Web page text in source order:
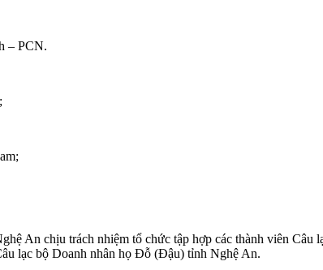
– PCN.
An chịu trách nhiệm tổ chức tập hợp các thành viên Câu
lạc bộ Doanh nhân họ Đỗ (Đậu) tỉnh Nghệ An.